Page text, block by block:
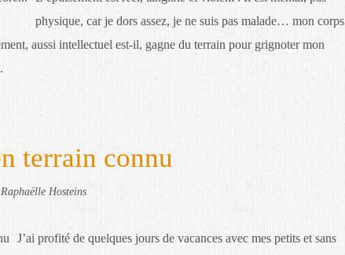
physique, car je dors assez, je ne suis pas malade… mon corps
aussi intellectuel est-il, gagne du terrain pour grignoter mon
terrain connu
Hosteins
J’ai profité de quelques jours de vacances avec mes petits et sans